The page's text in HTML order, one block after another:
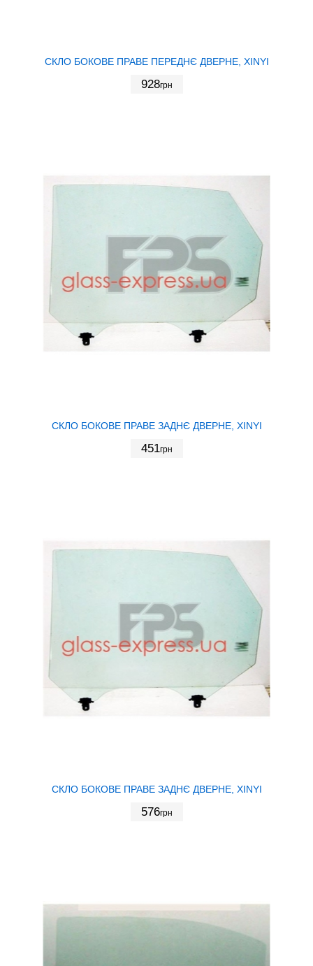
СКЛО БОКОВЕ ПРАВЕ ПЕРЕДНЄ ДВЕРНЕ, XINYI
928грн
СКЛО БОКОВЕ ПРАВЕ ЗАДНЄ ДВЕРНЕ, XINYI
451грн
СКЛО БОКОВЕ ПРАВЕ ЗАДНЄ ДВЕРНЕ, XINYI
576грн